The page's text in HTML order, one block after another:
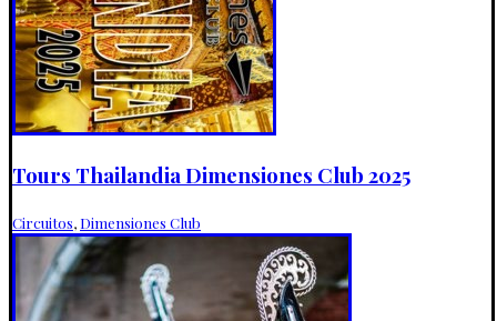
Tours Thailandia Dimensiones Club 2025
Circuitos, Dimensiones Club